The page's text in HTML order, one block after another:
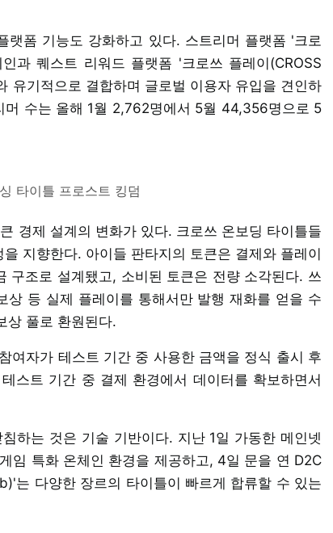
폼 기능도 강화하고 있다. 스트리머 플랫폼 '크로
과 퀘스트 리워드 플랫폼 '크로쓰 플레이(CROSS
유기적으로 결합하며 글로벌 이용자 유입을 견인하
머 수는 올해 1월 2,762명에서 5월 44,356명으로 5
타이틀 프로스트 킹덤
경제 설계의 변화가 있다. 크로쓰 온보딩 타이틀들
지향한다. 아이들 판타지의 토큰은 결제와 플레이
구조로 설계됐고, 소비된 토큰은 전량 소각된다. 쓰
상 등 실제 플레이를 통해서만 발행 재화를 얻을 수
상 풀로 환원된다.
여자가 테스트 기간 중 사용한 금액을 정식 출시 후
스트 기간 중 결제 환경에서 데이터를 확보하면서
하는 것은 기술 기반이다. 지난 1일 가동한 메인넷
임 특화 온체인 환경을 제공하고, 4일 문을 연 D2C
는 다양한 장르의 타이틀이 빠르게 합류할 수 있는